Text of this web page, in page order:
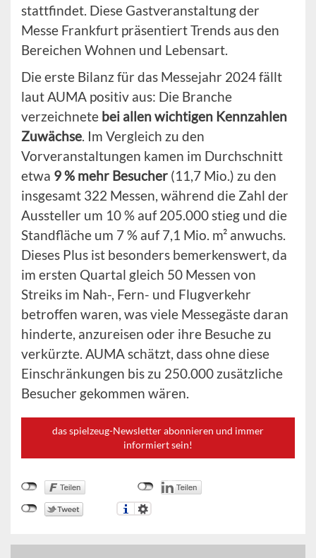
stattfindet. Diese Gastveranstaltung der
Messe Frankfurt präsentiert Trends aus den
Bereichen Wohnen und Lebensart.
Die erste Bilanz für das Messejahr 2024 fällt
laut AUMA positiv aus: Die Branche
verzeichnete bei allen wichtigen Kennzahlen
Zuwächse. Im Vergleich zu den
Vorveranstaltungen kamen im Durchschnitt
etwa 9 % mehr Besucher (11,7 Mio.) zu den
insgesamt 322 Messen, während die Zahl der
Aussteller um 10 % auf 205.000 stieg und die
Standfläche um 7 % auf 7,1 Mio. m² anwuchs.
Dieses Plus ist besonders bemerkenswert, da
im ersten Quartal gleich 50 Messen von
Streiks im Nah-, Fern- und Flugverkehr
betroffen waren, was viele Messegäste daran
hinderte, anzureisen oder ihre Besuche zu
verkürzte. AUMA schätzt, dass ohne diese
Einschränkungen bis zu 250.000 zusätzliche
Besucher gekommen wären.
das spielzeug-Newsletter abonnieren und immer
informiert sein!